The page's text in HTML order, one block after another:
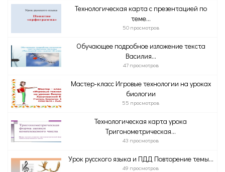
Технологическая карта с презентацией по
теме...
50 просмотров
Обучающее подробное изложение текста
Василия...
47 просмотров
Мастер-класс Игровые технологии на уроках
биологии
55 просмотров
Технологическая карта урока
Тригонометрическая...
43 просмотров
Урок русского языка и ПДД Повторение темы...
49 просмотров